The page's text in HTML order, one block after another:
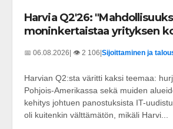
Harvia Q2'26:
moninkertaistaa yrityksen
📅 06.08.2026 | 👁️ 2 106 Sijoittaminen ja
Harvian Q2:sta väritti kaksi teemaa:
Pohjois-Amerikassa sekä muiden
kehitys johtuen panostuksista IT-
oli kuitenkin välttämätön, mikäli Harvi...